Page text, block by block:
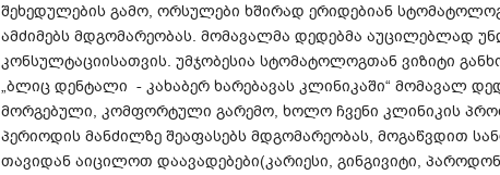
შეხედულების გამო, ორსულები ხშირად ერიდებიან
ამძიმებს მდგომარეობას. მომავალმა დედებმა აუცილებლად
კონსულტაციისათვის. უმჯობესია სტომატოლოგთან ვიზიტი
„ბლიც დენტალი - კახაბერ ხარებავას კლინიკაში“ მომავალ
მორგებული, კომფორტული გარემო, ხოლო ჩვენი კლინიკის
პერიოდის მანძილზე შეაფასებს მდგომარეობას, მოგაწვდით
თავიდან აიცილოთ დაავადებები(კარიესი, გინგივიტი,